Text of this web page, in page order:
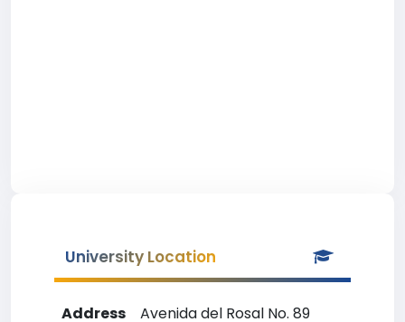
University Location
Address Avenida del Rosal No. 89